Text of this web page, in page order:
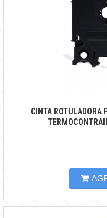
CINTA ROTULADORA